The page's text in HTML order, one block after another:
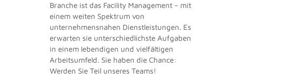
Branche ist das Facility Management – mit
einem weiten Spektrum von
unternehmensnahen Dienstleistungen. Es
erwarten sie unterschiedlichste Aufgaben
in einem lebendigen und vielfältigen
Arbeitsumfeld. Sie haben die Chance:
Werden Sie Teil unseres Teams!